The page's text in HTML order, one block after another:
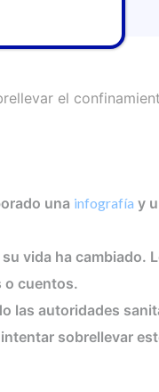
el
una infografía y
vida ha cambiado.
o cuentos.
las autoridades
sobrellevar